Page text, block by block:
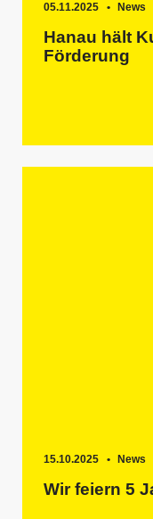
05.11.2025 News
Hanau hält
Förderung
15.10.2025 News
Wir feiern 5